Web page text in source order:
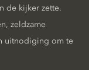
de kijker zette.
zeldzame
uitnodiging om te